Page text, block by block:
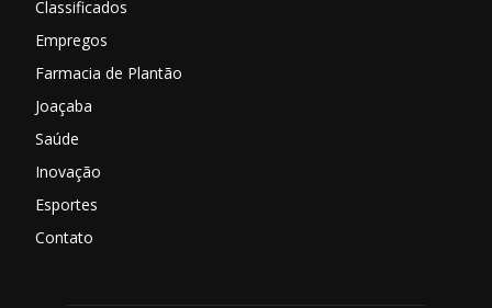
Classificados
Empregos
Farmacia de Plantão
Joaçaba
Saúde
Inovação
Esportes
Contato